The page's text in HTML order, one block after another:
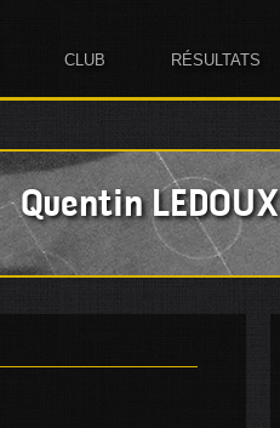
CLUB RÉSULTATS
Quentin LEDOUX